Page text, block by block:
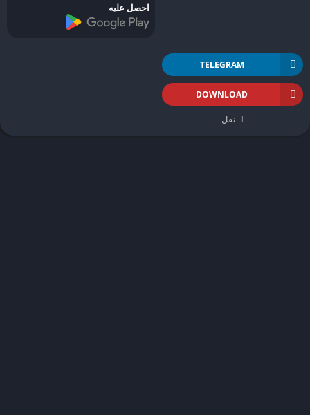
TELEGRAM
DOWNLOAD
نقل
احصل عليه